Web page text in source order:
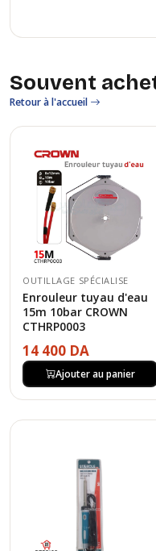
Souvent
Retour à l'accueil
OUTILLAGE SPÉCIALISE
Enrouleur tuyau d'eau
15m 10bar CROWN
CTHRP0003
14 400 DA
Ajouter au panier